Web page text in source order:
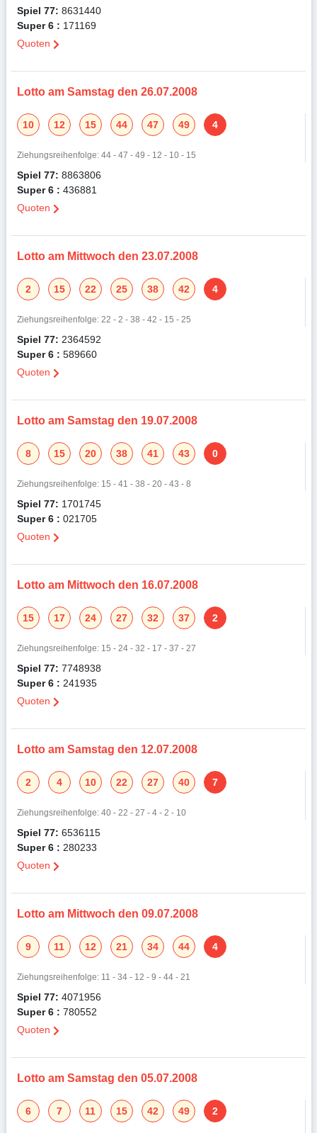
Spiel 77: 8631440
Super 6 : 171169
Quoten
Lotto am Samstag den 26.07.2008
10 12 15 44 47 49 4
Ziehungsreihenfolge: 44 - 47 - 49 - 12 - 10 - 15
Spiel 77: 8863806
Super 6 : 436881
Quoten
Lotto am Mittwoch den 23.07.2008
2 15 22 25 38 42 4
Ziehungsreihenfolge: 22 - 2 - 38 - 42 - 15 - 25
Spiel 77: 2364592
Super 6 : 589660
Quoten
Lotto am Samstag den 19.07.2008
8 15 20 38 41 43 0
Ziehungsreihenfolge: 15 - 41 - 38 - 20 - 43 - 8
Spiel 77: 1701745
Super 6 : 021705
Quoten
Lotto am Mittwoch den 16.07.2008
15 17 24 27 32 37 2
Ziehungsreihenfolge: 15 - 24 - 32 - 17 - 37 - 27
Spiel 77: 7748938
Super 6 : 241935
Quoten
Lotto am Samstag den 12.07.2008
2 4 10 22 27 40 7
Ziehungsreihenfolge: 40 - 22 - 27 - 4 - 2 - 10
Spiel 77: 6536115
Super 6 : 280233
Quoten
Lotto am Mittwoch den 09.07.2008
9 11 12 21 34 44 4
Ziehungsreihenfolge: 11 - 34 - 12 - 9 - 44 - 21
Spiel 77: 4071956
Super 6 : 780552
Quoten
Lotto am Samstag den 05.07.2008
6 7 11 15 42 49 2